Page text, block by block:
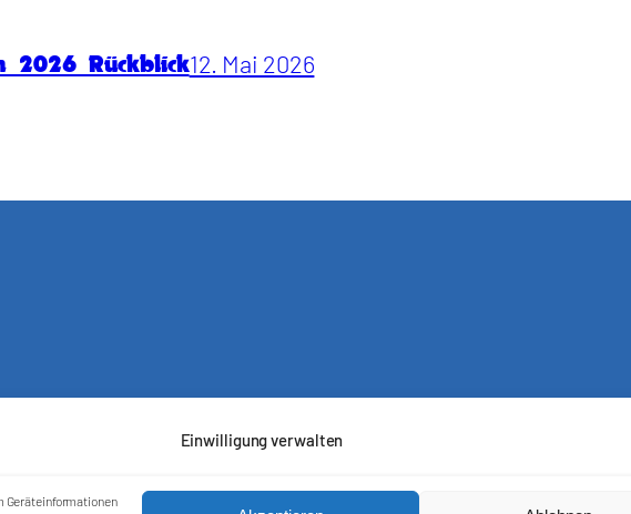
Einwilligung verwalten
Geräteinformationen
2026 Rückblick12. Mai 2026